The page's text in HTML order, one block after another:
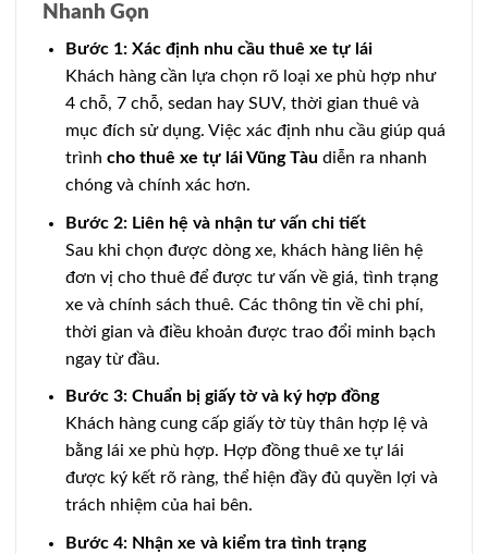
Nhanh Gọn
Bước 1: Xác định nhu cầu thuê xe tự lái
Khách hàng cần lựa chọn rõ loại xe phù hợp như
4 chỗ, 7 chỗ, sedan hay SUV, thời gian thuê và
mục đích sử dụng. Việc xác định nhu cầu giúp quá
trình cho thuê xe tự lái Vũng Tàu diễn ra nhanh
chóng và chính xác hơn.
Bước 2: Liên hệ và nhận tư vấn chi tiết
Sau khi chọn được dòng xe, khách hàng liên hệ
đơn vị cho thuê để được tư vấn về giá, tình trạng
xe và chính sách thuê. Các thông tin về chi phí,
thời gian và điều khoản được trao đổi minh bạch
ngay từ đầu.
Bước 3: Chuẩn bị giấy tờ và ký hợp đồng
Khách hàng cung cấp giấy tờ tùy thân hợp lệ và
bằng lái xe phù hợp. Hợp đồng thuê xe tự lái
được ký kết rõ ràng, thể hiện đầy đủ quyền lợi và
trách nhiệm của hai bên.
Bước 4: Nhận xe và kiểm tra tình trạng